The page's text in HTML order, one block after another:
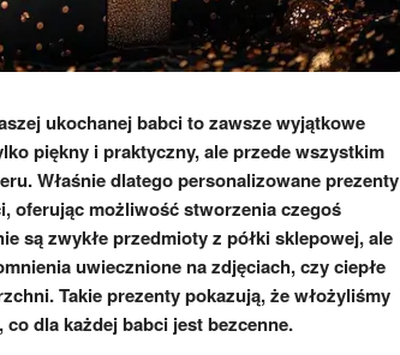
ukochanej babci to zawsze wyjątkowe
piękny i praktyczny, ale przede wszystkim
Właśnie dlatego personalizowane prezenty
oferując możliwość stworzenia czegoś
są zwykłe przedmioty z półki sklepowej, ale
uwiecznione na zdjęciach, czy ciepłe
Takie prezenty pokazują, że włożyliśmy
dla każdej babci jest bezcenne.